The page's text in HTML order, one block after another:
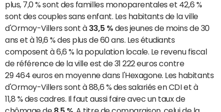
plus, 7,0 % sont des familles monoparentales et 42,6 %
sont des couples sans enfant. Les habitants de la ville
d'Ormoy-Villers sont à 33,5 % des jeunes de moins de 30
ans et à 19,6 % des plus de 60 ans. Les étudiants
composent à 6,6 % la population locale. Le revenu fiscal
de référence de la ville est de 31 222 euros contre
29 464 euros en moyenne dans l'Hexagone. Les habitants
d'Ormoy-Villers sont à 88,6 % des salariés en CDI et à
11,8 % des cadres. Il faut aussi faire avec un taux de